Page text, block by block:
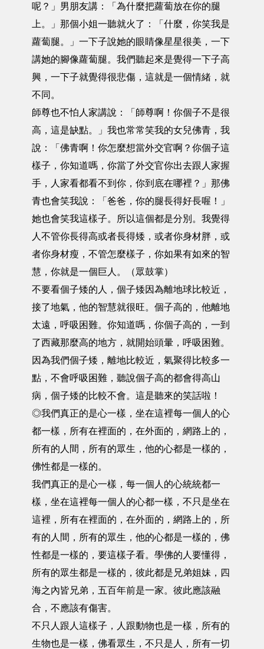
呢？」男朋友講：「為什麼把蘿蔔放在你的腿
上。」那個小姐一聽就火了：「什麼，你笑我是
蘿蔔腿。」一下子說她的眼睛像星星很美，一下
講她的腳像蘿蔔腿。我們聽起來是覺得一下子高
興，一下子就覺得很悲傷，這就是一個情緒，就
不同。
師尊也不怕人家講說：「師尊啊！你個子不是很
高，這是缺點。」我也常常笑我的女兒佛青，我
說：「佛青啊！你怎麼想當外交官啊？你個子這
樣子，你知道嗎，你當了外交官你出去跟人家握
手，人家看都看不到你，你到底在哪裡？」那佛
青也會笑我說：「爸爸，你的腿長得好長喔！」
她也會笑我這樣子。所以這個都是分別。我覺得
人不管你長得高或者長得矮，或者你身材胖，或
者你身材瘦，不管怎麼樣子，你如果有如來的智
慧，你就是一個巨人。（眾鼓掌）
不要看個子矮的人，個子矮因為離地球比較近，
接了地氣，他的智慧就很旺。個子高的，他離地
太遠，呼吸困難。你知道嗎，你個子高的，一到
了西藏那麼高的地方，就開始頭暈，呼吸困難。
因為我們個子矮，離地比較近，氣聚得比較多一
點，不會呼吸困難，聽說個子高的都會得高山
病，個子矮的比較不會。這是聽來的笑話啦！
◎我們真正的是心一樣，坐在這裡每一個人的心
都一樣，所有在裡面的，在外面的，網路上的，
所有的人間，所有的眾生，他的心都是一樣的，
佛性都是一樣的。
我們真正的是心一樣，每一個人的心統統都一
樣，坐在這裡每一個人的心都一樣，不只是坐在
這裡，所有在裡面的，在外面的，網路上的，所
有的人間，所有的眾生，他的心都是一樣的，佛
性都是一樣的，要這樣子看。學佛的人要懂得，
所有的眾生都是一樣的，彼此都是兄弟姐妹，四
海之內皆兄弟，五百年前是一家。彼此應該融
合，不應該有傷害。
不只人跟人這樣子，人跟動物也是一樣，所有的
生物也是一樣，佛看眾生，不只是人，所有一切